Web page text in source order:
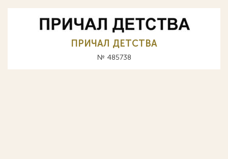
ПРИЧАЛ ДЕТСТВА
№ 485738